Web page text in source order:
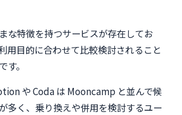
な特徴を持つサービスが存在してお
用目的に合わせて比較検討されること
す。
や Coda は Mooncamp と並んで候
多く、乗り換えや併用を検討するユー